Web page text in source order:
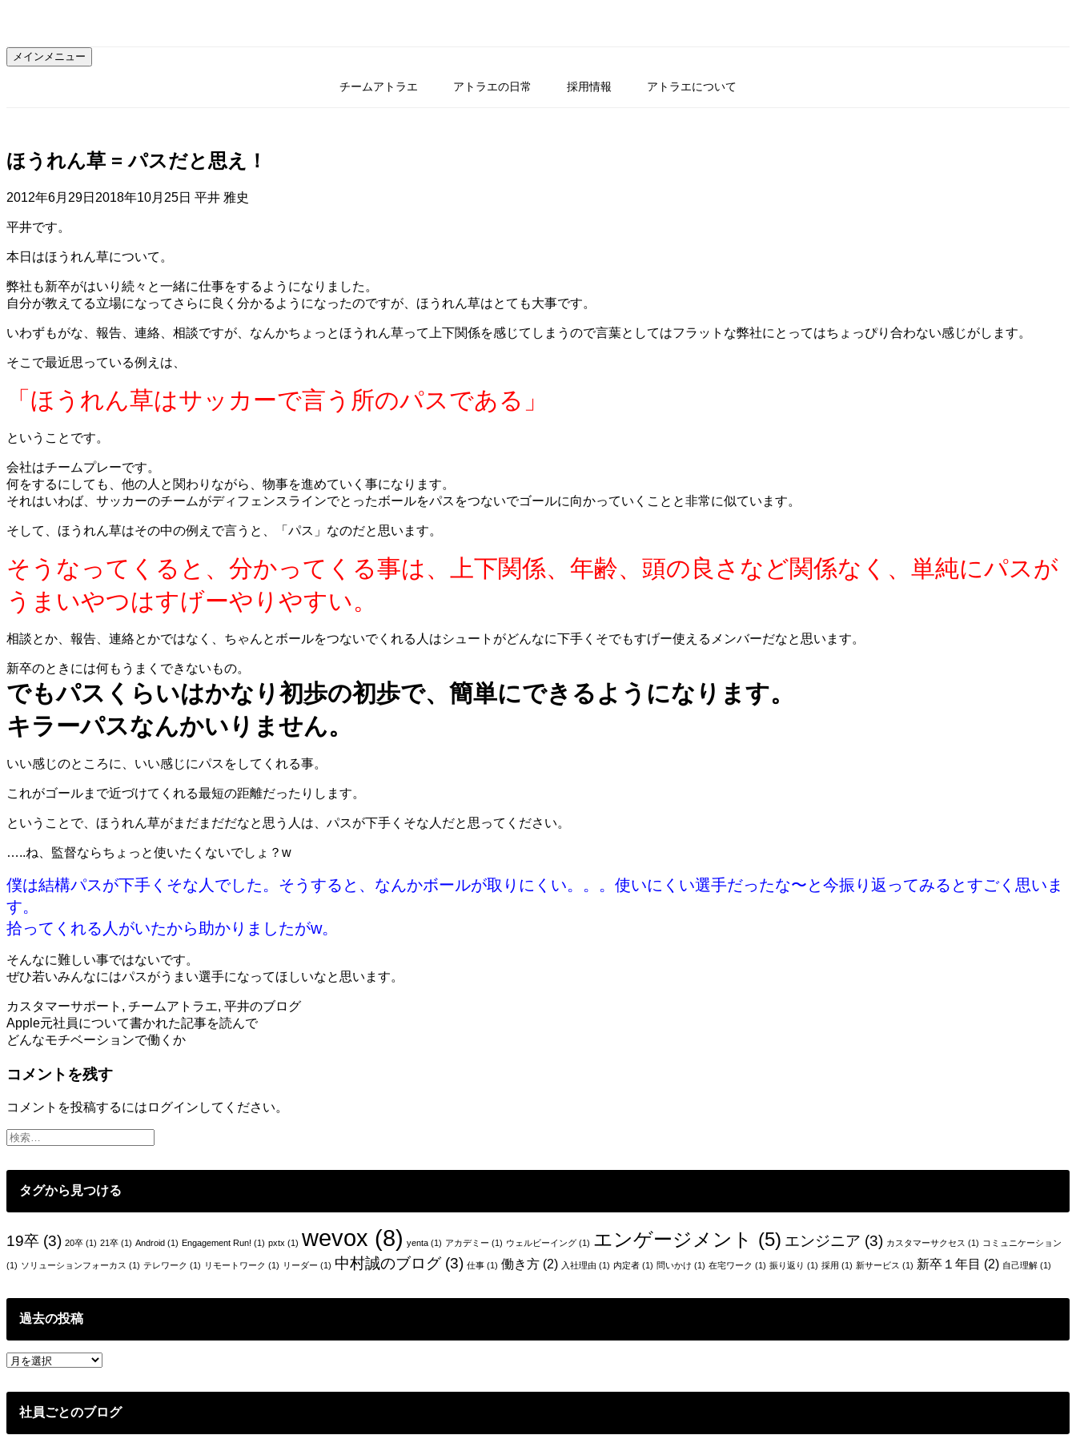
テ
ン
プ
メインメニュー
チームアトラエ アトラエの日常 採用情報 アトラエについて
ほうれん草 = パスだと思え！
2012年6月29日 2018年10月25日 平井 雅史
平井です。
本日はほうれん草について。
弊社も新卒がはいり続々と一緒に仕事をするようになりました。
自分が教えてる立場になってさらに良く分かるようになったのですが、ほうれん草はとても大事です。
いわずもがな、報告、連絡、相談ですが、なんかちょっとほうれん草って上下関係を感じてしまうので言葉としてはフラットな弊社にとってはちょっぴり合わない感じがします。
そこで最近思っている例えは、
「ほうれん草はサッカーで言う所のパスである」
ということです。
会社はチームプレーです。
何をするにしても、他の人と関わりながら、物事を進めていく事になります。
それはいわば、サッカーのチームがディフェンスラインでとったボールをパスをつないでゴールに向かっていくことと非常に似ています。
そして、ほうれん草はその中の例えで言うと、「パス」なのだと思います。
そうなってくると、分かってくる事は、上下関係、年齢、頭の良さなど関係なく、単純にパスが
うまいやつはすげーやりやすい。
相談とか、報告、連絡とかではなく、ちゃんとボールをつないでくれる人はシュートがどんなに下手くそでもすげー使えるメンバーだなと思います。
新卒のときには何もうまくできないもの。
でもパスくらいはかなり初歩の初歩で、簡単にできるようになります。
キラーパスなんかいりません。
いい感じのところに、いい感じにパスをしてくれる事。
これがゴールまで近づけてくれる最短の距離だったりします。
ということで、ほうれん草がまだまだだなと思う人は、パスが下手くそな人だと思ってください。
…..ね、監督ならちょっと使いたくないでしょ？w
僕は結構パスが下手くそな人でした。そうすると、なんかボールが取りにくい。。。使いにくい選手だったな〜と今振り返ってみるとすごく思いま
す。
拾ってくれる人がいたから助かりましたがw。
そんなに難しい事ではないです。
ぜひ若いみんなにはパスがうまい選手になってほしいなと思います。
カスタマーサポート , チームアトラエ, 平井のブログ
投
稿
ナ
ビ
ゲ
シ
ョ
ン
Apple元社員について書かれた記事を読んで
どんなモチベーションで働くか
コメントを残す
コメントを投稿するには ログイン してください。
タグから見つける
19卒 (3) 20卒 (1) 21卒 (1) Android (1) Engagement Run! (1) pxtx (1) wevox (8) yenta (1) アカデミー (1) ウェルビーイング (1) エンゲージメント (5) エンジニア (3) カスタマーサクセス (1) コミュニケーション
(1) ソリューションフォーカス (1) テレワーク (1) リモートワーク (1) リーダー (1) 中村誠のブログ(3) 仕事 (1) 働き方 (2) 入社理由 (1) 内定者 (1) 問いかけ (1) 在宅ワーク (1) 振り返り (1) 採用 (1) 新サービス (1) 新卒１年目 (2) 自己理解 (1)
過去の投稿
過
の
社員ごとのブログ